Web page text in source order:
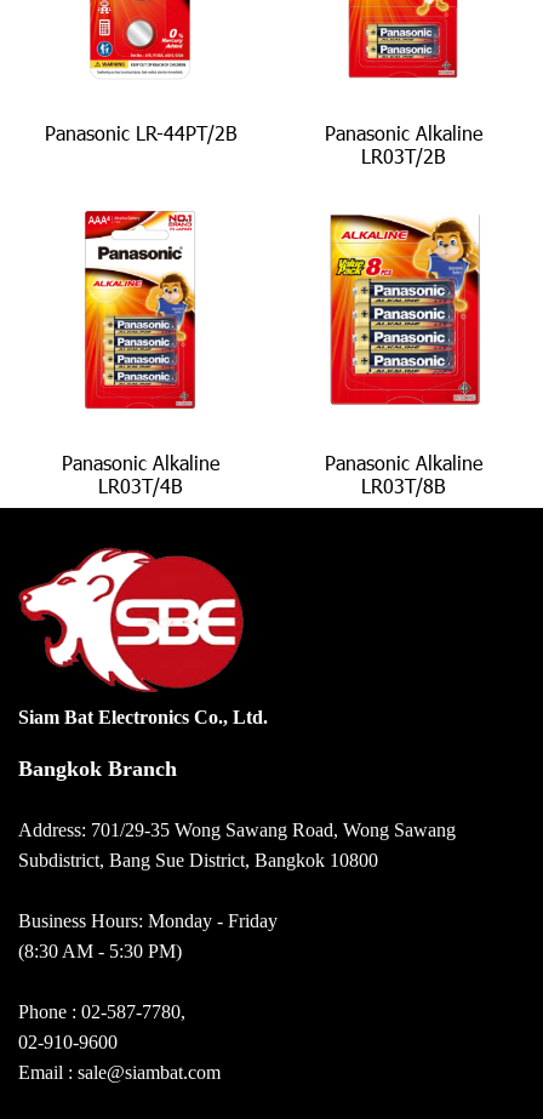
Panasonic LR-44PT/2B
Panasonic Alkaline
LR03T/2B
Panasonic Alkaline
LR03T/4B
Panasonic Alkaline
LR03T/8B
Siam Bat Electronics Co., Ltd.
Bangkok Branch
Address: 701/29-35 Wong Sawang Road, Wong Sawang
Subdistrict, Bang Sue District, Bangkok 10800
Business Hours: Monday - Friday
(8:30 AM - 5:30 PM)
Phone : 02-587-7780,
02-910-9600
Email : sale@siambat.com